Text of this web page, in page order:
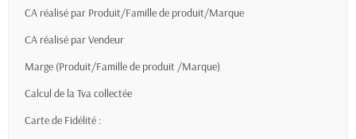
CA réalisé par Produit/Famille de produit/Marque
CA réalisé par Vendeur
Marge (Produit/Famille de produit /Marque)
Calcul de la Tva collectée
Carte de Fidélité :